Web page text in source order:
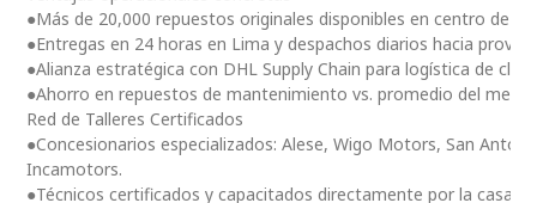
●Más de 20,000 repuestos originales disponibles en centro de
●Entregas en 24 horas en Lima y despachos diarios hacia
●Alianza estratégica con DHL Supply Chain para logística de
●Ahorro en repuestos de mantenimiento vs. promedio del
Red de Talleres Certificados
●Concesionarios especializados: Alese, Wigo Motors, San
Incamotors.
●Técnicos certificados y capacitados directamente por la casa